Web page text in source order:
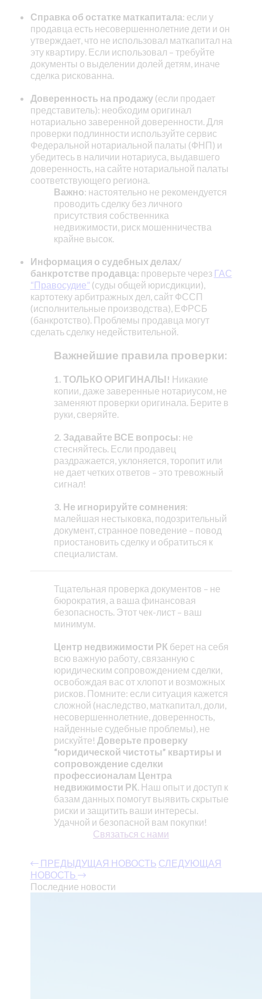
Справка об остатке маткапитала: если у
продавца есть несовершеннолетние дети и он
утверждает, что не использовал маткапитал на
эту квартиру. Если использовал – требуйте
документы о выделении долей детям, иначе
сделка рискованна.
Доверенность на продажу(если продает
представитель): необходим оригинал
нотариально заверенной доверенности. Для
проверки подлинности используйте сервис
Федеральной нотариальной палаты (ФНП) и
убедитесь в наличии нотариуса, выдавшего
доверенность, на сайте нотариальной палаты
соответствующего региона.
Важно: настоятельно не рекомендуется
проводить сделку без личного
присутствия собственника
недвижимости, риск мошенничества
крайне высок.
Информация о судебных делах/
банкротстве продавца: проверьте через ГАС
“Правосудие” (суды общей юрисдикции),
картотеку арбитражных дел, сайт ФССП
(исполнительные производства), ЕФРСБ
(банкротство). Проблемы продавца могут
сделать сделку недействительной.
Важнейшие правила проверки:
1. ТОЛЬКО ОРИГИНАЛЫ! Никакие
копии, даже заверенные нотариусом, не
заменяют проверки оригинала. Берите в
руки, сверяйте.
2. Задавайте ВСЕ вопросы: не
стесняйтесь. Если продавец
раздражается, уклоняется, торопит или
не дает четких ответов – это тревожный
сигнал!
3. Не игнорируйте сомнения:
малейшая нестыковка, подозрительный
документ, странное поведение – повод
приостановить сделку и обратиться к
специалистам.
Тщательная проверка документов – не
бюрократия, а ваша финансовая
безопасность. Этот чек-лист – ваш
минимум.
Центр недвижимости РК берет на себя
всю важную работу, связанную с
юридическим сопровождением сделки,
освобождая вас от хлопот и возможных
рисков. Помните: если ситуация кажется
сложной (наследство, маткапитал, доли,
несовершеннолетние, доверенность,
найденные судебные проблемы), не
рискуйте! Доверьте проверку
“юридической чистоты” квартиры и
сопровождение сделки
профессионалам Центра
недвижимости РК. Наш опыт и доступ к
базам данных помогут выявить скрытые
риски и защитить ваши интересы.
Удачной и безопасной вам покупки!
Связаться с нами
ПРЕДЫДУЩАЯ НОВОСТЬ СЛЕДУЮЩАЯ
НОВОСТЬ
Последние новости